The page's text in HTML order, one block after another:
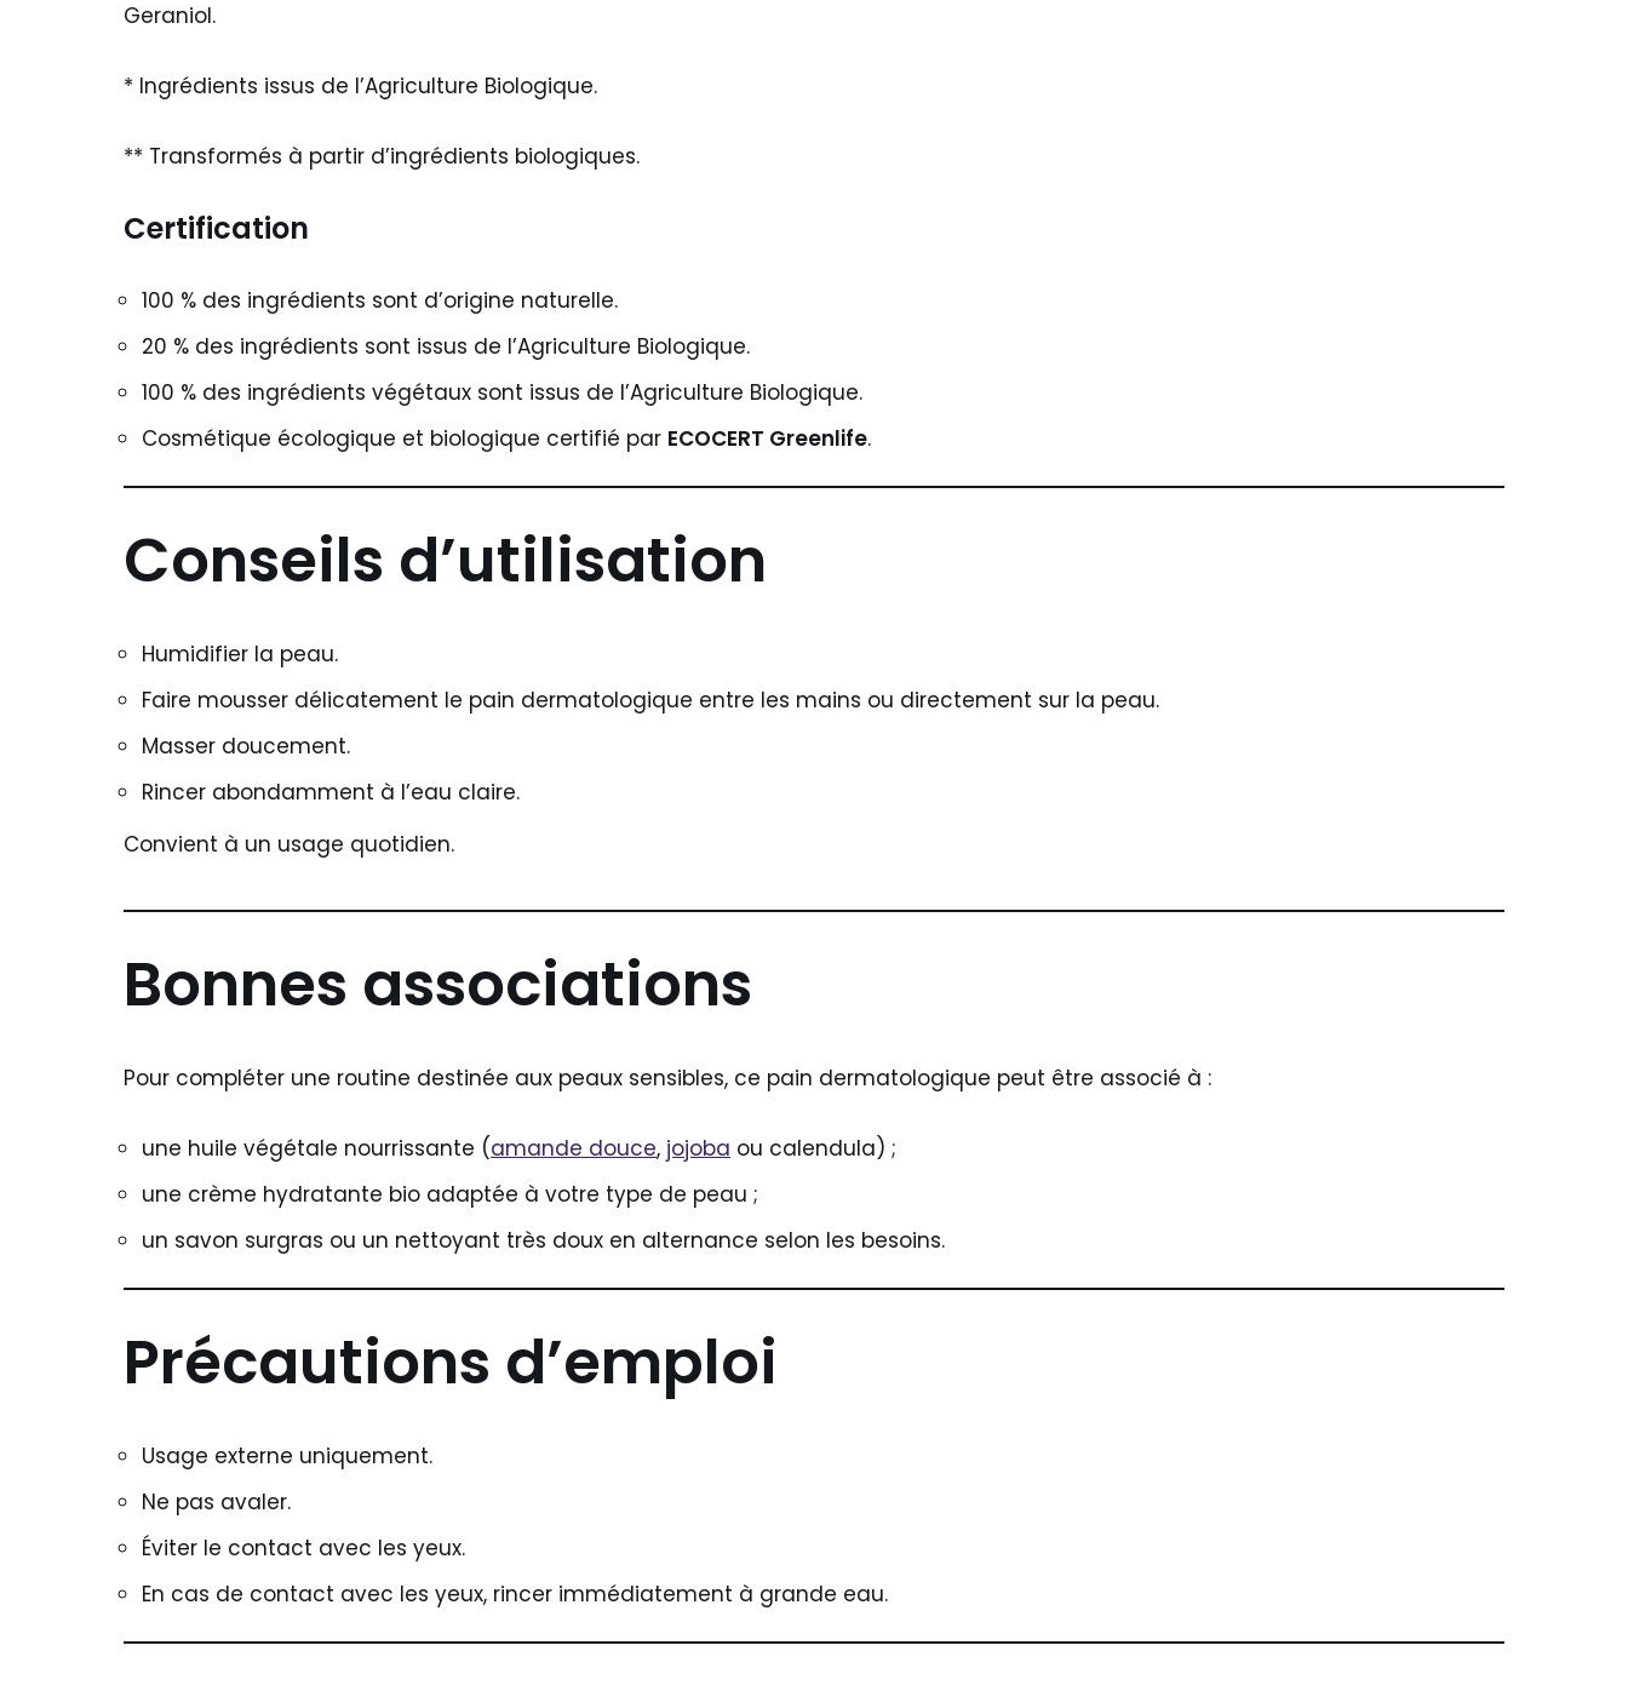
Geraniol.
* Ingrédients issus de l’Agriculture Biologique.
** Transformés à partir d’ingrédients biologiques.
Certification
100 % des ingrédients sont d’origine naturelle.
20 % des ingrédients sont issus de l’Agriculture Biologique.
100 % des ingrédients végétaux sont issus de l’Agriculture Biologique.
Cosmétique écologique et biologique certifié par ECOCERT Greenlife.
Conseils d’utilisation
Humidifier la peau.
Faire mousser délicatement le pain dermatologique entre les mains ou directement sur la peau.
Masser doucement.
Rincer abondamment à l’eau claire.
Convient à un usage quotidien.
Bonnes associations
Pour compléter une routine destinée aux peaux sensibles, ce pain dermatologique peut être associé à :
une huile végétale nourrissante (amande douce, jojoba ou calendula) ;
une crème hydratante bio adaptée à votre type de peau ;
un savon surgras ou un nettoyant très doux en alternance selon les besoins.
Précautions d’emploi
Usage externe uniquement.
Ne pas avaler.
Éviter le contact avec les yeux.
En cas de contact avec les yeux, rincer immédiatement à grande eau.